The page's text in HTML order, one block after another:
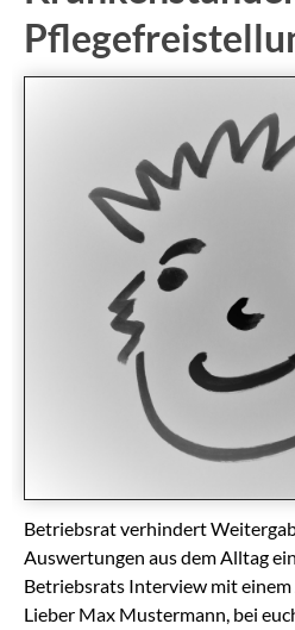
Betriebsrat verhindert
Auswertungen aus dem Alltag
Betriebsrats Interview mit
Lieber Max Mustermann, bei